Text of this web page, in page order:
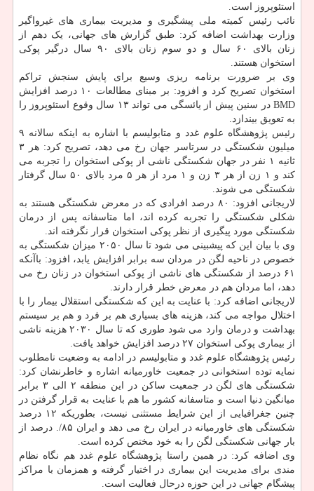
استئوپروز است.
نائب رئیس کمیته ملی پیشگیری و مدیریت بیماری های غیرواگیر
وزارت بهداشت اضافه کرد: طبق گزارش های جهانی، یک دهم از
زنان بالای ۶۰ سال و دو سوم زنان بالای ۹۰ سال درگیر پوکی
استخوان هستند.
وی بر ضرورت برنامه ریزی وسیع برای پایش سنجش تراکم
استخوان تصریح کرد و افزود: بر مبنای مطالعات ۱۰ درصد افزایش
BMD در سنین پیش از یائسگی می تواند ۱۳ سال وقوع استئوپروز را
به تعویق بیندازد.
رئیس پژوهشگاه علوم غدد و متابولیسم با اشاره به اینکه سالانه ۹
میلیون شکستگی در سرتاسر جهان رخ می دهد، تصریح کرد: هر ۳
ثانیه ۱ نفر در جهان شکستگی ناشی از پوکی استخوان را تجربه می
کند و ۱ زن از هر ۳ زن و ۱ مرد از هر ۵ مرد بالای ۵۰ سال گرفتار
شکستگی می شوند.
لاریجانی افزود: ۸۰ درصد افرادی که در معرض شکستگی هستند به
شکلی شکستگی را تجربه کرده اند، اما متاسفانه پس از درمان
شکستگی مورد پیگیری از نظر پوکی استخوان قرار نگرفته اند.
وی با بیان این که پیشبینی می شود تا سال ۲۰۵۰ میزان شکستگی به
خصوص در ناحیه لگن در مردان سه برابر افزایش یابد، افزود: باآنکه
۶۱ درصد از شکستگی های ناشی از پوکی استخوان در زنان رخ می
دهد، اما مردان هم در معرض خطر قرار دارند.
لاریجانی اضافه کرد: با عنایت به این که شکستگی استقلال بیمار را با
اختلال مواجه می کند، هزینه های بسیاری هم بر فرد و هم بر سیستم
بهداشت و درمان وارد می شود طوری که تا سال ۲۰۳۰ هزینه ناشی
از بیماری پوکی استخوان ۲۷ درصد افزایش خواهد یافت.
رئیس پژوهشگاه علوم غدد و متابولیسم در ادامه به وضعیت نامطلوب
نمایه توده استخوانی در جمعیت خاورمیانه اشاره و خاطرنشان کرد:
شکستگی های لگن در جمعیت ساکن در این منطقه ۲ الی ۳ برابر
میانگین دنیا است و متاسفانه کشور ما هم با عنایت به قرار گرفتن در
چنین جغرافیایی از این شرایط مستثنی نیست، بطوریکه ۱۲ درصد
شکستگی های خاورمیانه در ایران رخ می دهد و ایران ۸۵/. درصد از
بار جهانی شکستگی لگن را به خود مختص کرده است.
وی اضافه کرد: در همین راستا پژوهشگاه علوم غدد هم نگاه نظام
مندی برای مدیریت این بیماری در اختیار گرفته و همزمان با مراکز
پیشگام جهانی در این حوزه درحال فعالیت است.